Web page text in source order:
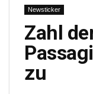
Newsticker
Zahl
zu